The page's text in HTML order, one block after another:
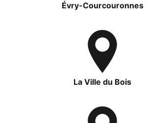
Évry-Courcouronnes
La Ville du Bois